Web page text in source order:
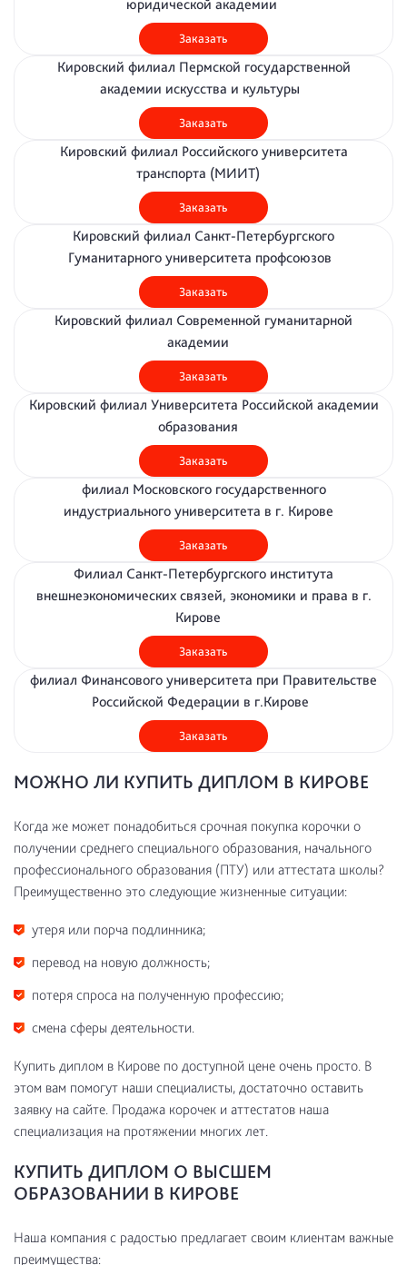
юридической академии
Заказать
Кировский филиал Пермской государственной
академии искусства и культуры
Заказать
Кировский филиал Российского университета
транспорта (МИИТ)
Заказать
Кировский филиал Санкт-Петербургского
Гуманитарного университета профсоюзов
Заказать
Кировский филиал Современной гуманитарной
академии
Заказать
Кировский филиал Университета Российской академии
образования
Заказать
филиал Московского государственного
индустриального университета в г. Кирове
Заказать
Филиал Санкт-Петербургского института
внешнеэкономических связей, экономики и права в г.
Кирове
Заказать
филиал Финансового университета при Правительстве
Российской Федерации в г.Кирове
Заказать
МОЖНО ЛИ КУПИТЬ ДИПЛОМ В КИРОВЕ
Когда же может понадобиться срочная покупка корочки о
получении среднего специального образования, начального
профессионального образования (ПТУ) или аттестата школы?
Преимущественно это следующие жизненные ситуации:
утеря или порча подлинника;
перевод на новую должность;
потеря спроса на полученную профессию;
смена сферы деятельности.
Купить диплом в Кирове по доступной цене очень просто. В
этом вам помогут наши специалисты, достаточно оставить
заявку на сайте. Продажа корочек и аттестатов наша
специализация на протяжении многих лет.
КУПИТЬ ДИПЛОМ О ВЫСШЕМ
ОБРАЗОВАНИИ В КИРОВЕ
Наша компания с радостью предлагает своим клиентам важные
преимущества: